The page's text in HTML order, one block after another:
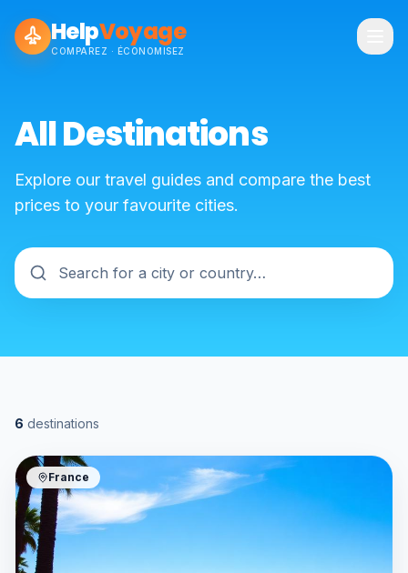
HelpVoyage
COMPAREZ · ÉCONOMISEZ
All Destinations
Explore our travel guides and compare the best
prices to your favourite cities.
6 destinations
France